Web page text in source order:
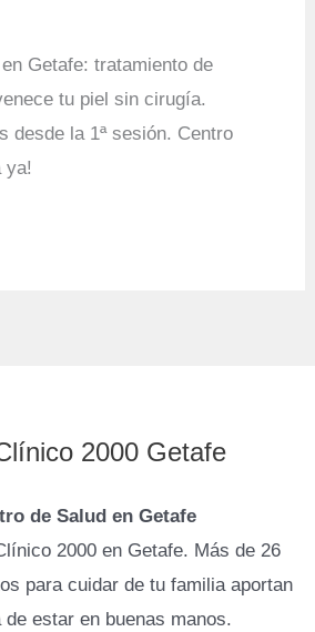
Getafe: tratamiento de
tu piel sin cirugía.
desde la 1ª sesión. Centro
ya!
2000 Getafe
de Salud en Getafe
2000 en Getafe. Más de 26
para cuidar de tu familia aportan
de estar en buenas manos.